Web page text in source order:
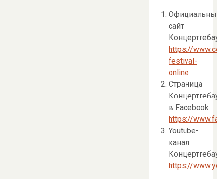
сайт
https://
festival-
online
Страница
в Facebook
https://
Youtube-
канал
https://